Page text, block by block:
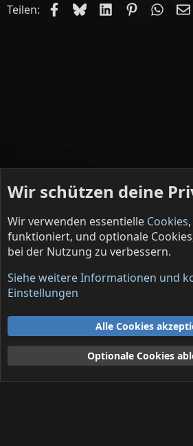
Teilen: Facebook
BlueskyLinkedInPinterest
Über den Tellerrand
Cookies Deutsch (DE)
Nutzungsbedingungen
Hilfe und Impressum
S
S
Community platform by XenForo® © 2010-2026
Wir schützen deine
Wir verwenden essentielle Cookies
funktioniert, und optionale
bei der Nutzung zu verbessern.
Siehe weitere Informationen und
Einstellungen
Alle Cookies
Optionale Cookies